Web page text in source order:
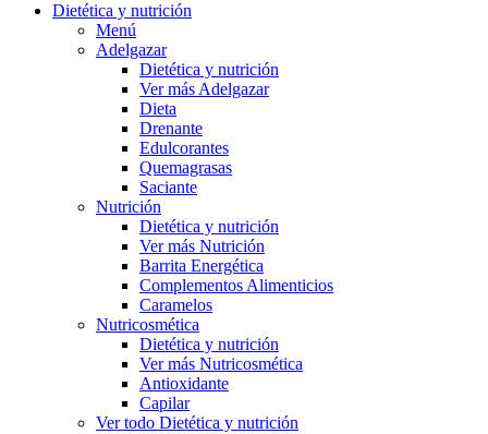
Dietética y nutrición
Menú
Adelgazar
Dietética y nutrición
Ver más Adelgazar
Dieta
Drenante
Edulcorantes
Quemagrasas
Saciante
Nutrición
Dietética y nutrición
Ver más Nutrición
Barrita Energética
Complementos Alimenticios
Caramelos
Nutricosmética
Dietética y nutrición
Ver más Nutricosmética
Antioxidante
Capilar
Ver todo Dietética y nutrición